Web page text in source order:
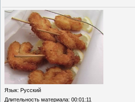
Язык: Русский
Длительность материала: 00:01:11